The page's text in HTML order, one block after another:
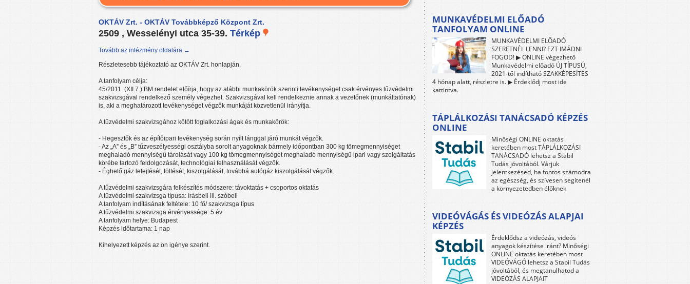
OKTÁV Zrt. - OKTÁV Továbbképző Központ Zrt.
2509 , Wesselényi utca 35-39. Térkép
Tovább az intézmény oldalára →
Részletesebb tájékoztató az OKTÁV Zrt. honlapján.
A tanfolyam célja:
45/2011. (XII.7.) BM rendelet előírja, hogy az alábbi munkakörök szerinti tevékenységet csak érvényes tűzvédelmi
szakvizsgával rendelkező személy végezhet. Szakvizsgával kell rendelkeznie annak a vezetőnek (munkáltatónak)
is, aki a meghatározott tevékenységet végzők munkáját közvetlenül irányítja.
A tűzvédelmi szakvizsgához kötött foglalkozási ágak és munkakörök:
- Hegesztők és az építőipari tevékenység során nyílt lánggal járó munkát végzők.
- Az „A” és „B” tűzveszélyességi osztályba sorolt anyagoknak bármely időpontban 300 kg tömegmennyiséget
meghaladó mennyiségű tárolását vagy 100 kg tömegmennyiséget meghaladó mennyiségű ipari vagy szolgáltatás
körébe tartozó feldolgozását, technológiai felhasználását végzők.
- Éghető gáz lefejtését, töltését, kiszolgálását, továbbá autógáz kiszolgálását végzők.
A tűzvédelmi szakvizsgára felkészítés módszere: távoktatás + csoportos oktatás
A tűzvédelmi szakvizsga típusa: írásbeli ill. szóbeli
A tanfolyam indításának feltétele: 10 fő/ szakvizsga típus
A tűzvédelmi szakvizsga érvényessége: 5 év
A tanfolyam helye: Budapest
Képzés időtartama: 1 nap
Kihelyezett képzés az ön igénye szerint.
MUNKAVÉDELMI ELŐADÓ
TANFOLYAM ONLINE
MUNKAVÉDELMI ELŐADÓ
SZERETNÉL LENNI? EZT IMÁDNI
FOGOD! ▶ ONLINE végezhető
Munkavédelmi előadó ÚJ TÍPUSÚ,
2021-től indítható SZAKKÉPESÍTÉS
4 hónap alatt, részletre is. ▶ Érdeklődj most ide
kattintva.
TÁPLÁLKOZÁSI TANÁCSADÓ KÉPZÉS
ONLINE
Minőségi ONLINE oktatás
keretében most TÁPLÁLKOZÁSI
TANÁCSADÓ lehetsz a Stabil
Tudás jóvoltából. Várjuk
jelentkezésed, ha fontos számodra
az egészség, és szívesen segítenél
a környezetedben élőknek
VIDEÓVÁGÁS ÉS VIDEÓZÁS ALAPJAI
KÉPZÉS
Érdeklődsz a videózás, videós
anyagok készítése iránt? Minőségi
ONLINE oktatás keretében most
VIDEÓVÁGÓ lehetsz a Stabil Tudás
jóvoltából, és megtanulhatod a
VIDEÓZÁS ALAPJAIT